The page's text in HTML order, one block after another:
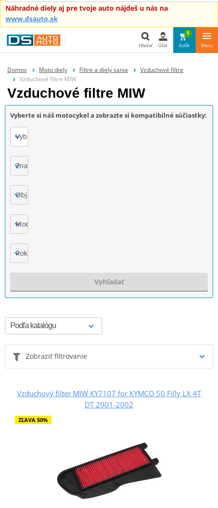
Náhradné diely aj pre tvoje auto nájdeš u nás na
www.dsauto.sk
Hľadať
Hľadať Účet
0
Košík Menu
Domov Moto diely Filtre a diely sania
Vzduchové filtre
Vzduchové filtre MIW
Vzduchové filtre MIW
Vyberte si náš motocykel a zobrazte si kompatibilné súčiastky:
Vyberte
Značka
Objem motora
Model
Rok výroby
Vyhľadať
Zobraziť filtrovanie
Vzduchový filter MIW KY7107 for KYMCO 50 Filly LX 4T
DT 2001-2002
ZĽAVA 50%